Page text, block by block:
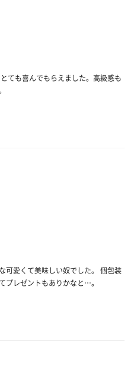
ても喜んでもらえました。高級感も
可愛くて美味しい奴でした。 個包装
プレゼントもありかなと…。